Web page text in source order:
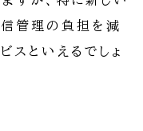
管理の負担を減
スといえるでしょ